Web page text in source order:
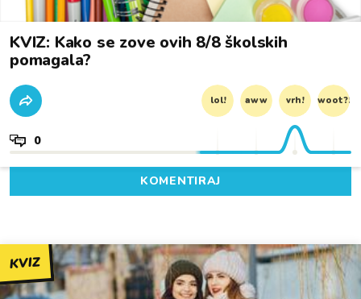
KVIZ: Kako se zove ovih 8/8 školskih
pomagala?
lol! aww vrh! woot?!
0
KOMENTIRAJ
KVIZ